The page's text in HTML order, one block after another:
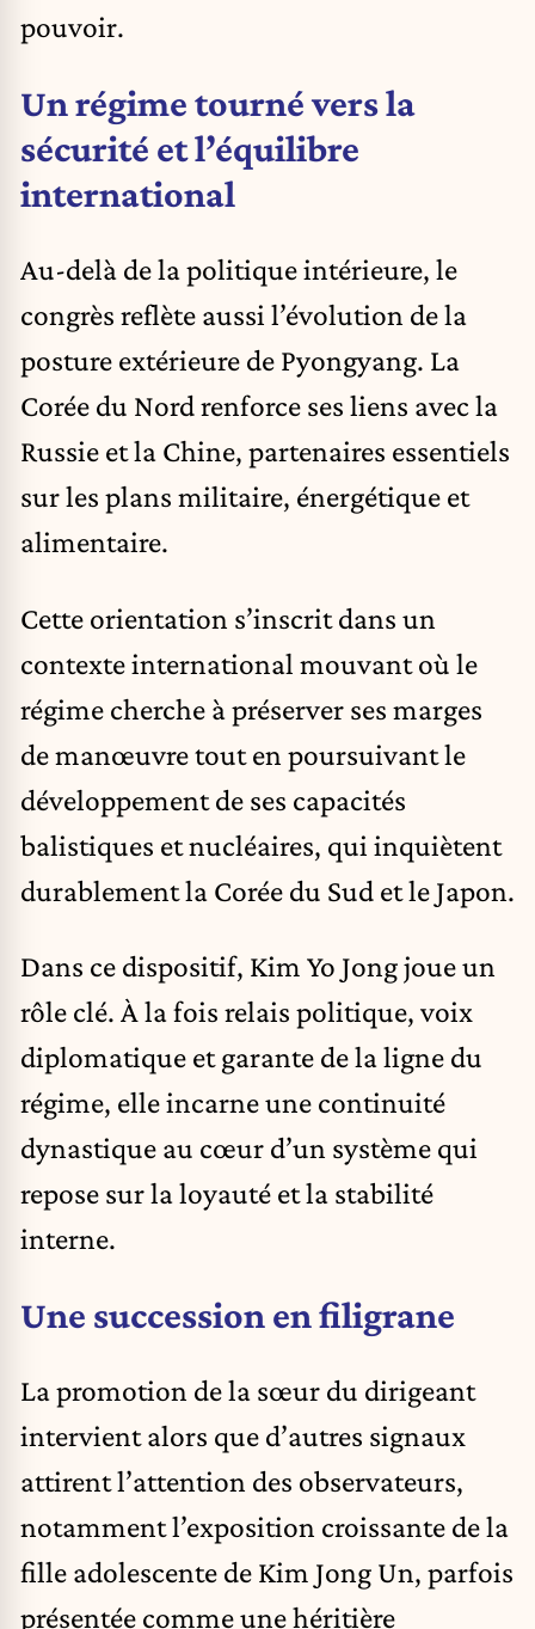
pouvoir.
Un régime tourné vers la
sécurité et l’équilibre
international
Au-delà de la politique intérieure, le
congrès reflète aussi l’évolution de la
posture extérieure de Pyongyang. La
Corée du Nord renforce ses liens avec la
Russie et la Chine, partenaires essentiels
sur les plans militaire, énergétique et
alimentaire.
Cette orientation s’inscrit dans un
contexte international mouvant où le
régime cherche à préserver ses marges
de manœuvre tout en poursuivant le
développement de ses capacités
balistiques et nucléaires, qui inquiètent
durablement la Corée du Sud et le Japon.
Dans ce dispositif, Kim Yo Jong joue un
rôle clé. À la fois relais politique, voix
diplomatique et garante de la ligne du
régime, elle incarne une continuité
dynastique au cœur d’un système qui
repose sur la loyauté et la stabilité
interne.
Une succession en filigrane
La promotion de la sœur du dirigeant
intervient alors que d’autres signaux
attirent l’attention des observateurs,
notamment l’exposition croissante de la
fille adolescente de Kim Jong Un, parfois
présentée comme une héritière